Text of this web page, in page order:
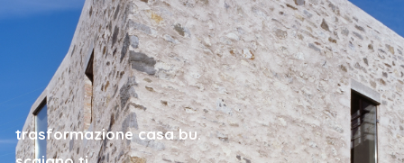
trasformazione casa bu.